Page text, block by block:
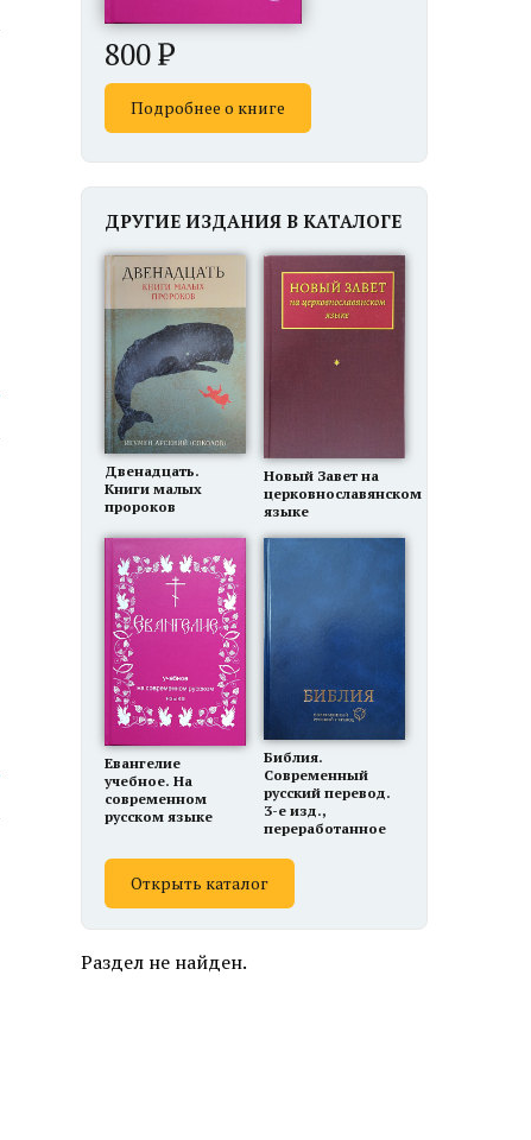
800
Подробнее о книге
ДРУГИЕ ИЗДАНИЯ В КАТАЛОГЕ
Двенадцать.
Книги малых
пророков
Новый Завет на
церковнославянском
языке
Евангелие
учебное. На
современном
русском языке
Библия.
Современный
русский перевод.
3-е изд.,
переработанное
Открыть каталог
Раздел не найден.